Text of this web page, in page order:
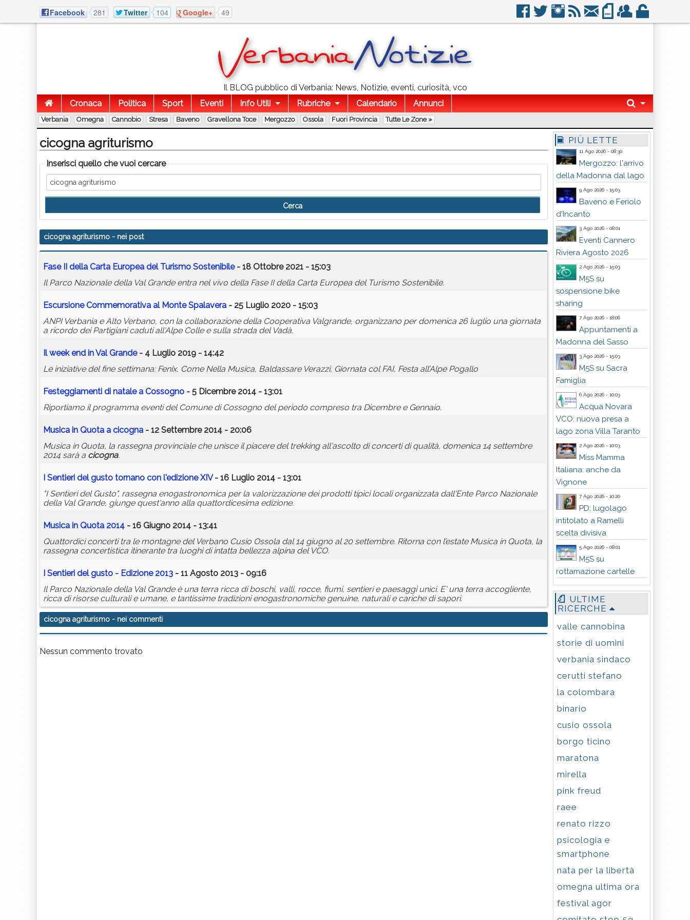
Facebook 281 Twitter 104 Google+ 49
Il BLOG pubblico di Verbania: News, Notizie, eventi, curiosità, vco
Cronaca
Politica Sport Eventi Info Utili Rubriche Calendario Annunci
Verbania Omegna Cannobio Stresa Baveno Gravellona Toce Mergozzo Ossola Fuori Provincia Tutte Le Zone »
cicogna agriturismo
Inserisci quello che vuoi cercare
cicogna agriturismo - nei post
Fase II della Carta Europea del Turismo Sostenibile- 18 Ottobre 2021 - 15:03
Il Parco Nazionale della Val Grande entra nel vivo della Fase II della Carta Europea del Turismo Sostenibile.
Escursione Commemorativa al Monte Spalavera - 25 Luglio 2020 - 15:03
ANPI Verbania e Alto Verbano, con la collaborazione della Cooperativa Valgrande, organizzano per domenica 26 luglio una giornata
a ricordo dei Partigiani caduti all'Alpe Colle e sulla strada del Vadà.
Il week end in Val Grande- 4 Luglio 2019 - 14:42
Le iniziative del fine settimana: Fenix, Come Nella Musica, Baldassare Verazzi, Giornata col FAI, Festa all’Alpe Pogallo
Festeggiamenti di natale a Cossogno - 5 Dicembre 2014 - 13:01
Riportiamo il programma eventi del Comune di Cossogno del periodo compreso tra Dicembre e Gennaio.
Musica in Quota a cicogna - 12 Settembre 2014 - 20:06
Musica in Quota, la rassegna provinciale che unisce il piacere del trekking all'ascolto di concerti di qualità, domenica 14 settembre
2014 sarà a cicogna.
I Sentieri del gusto tornano con l'edizione XIV- 16 Luglio 2014 - 13:01
"I Sentieri del Gusto", rassegna enogastronomica per la valorizzazione dei prodotti tipici locali organizzata dall'Ente Parco Nazionale
della Val Grande, giunge quest'anno alla quattordicesima edizione.
Musica in Quota 2014 - 16 Giugno 2014 - 13:41
Quattordici concerti tra le montagne del Verbano Cusio Ossola dal 14 giugno al 20 settembre. Ritorna con l’estate Musica in Quota, la
rassegna concertistica itinerante tra luoghi di intatta bellezza alpina del VCO.
I Sentieri del gusto - Edizione 2013 - 11 Agosto 2013 - 09:16
Il Parco Nazionale della Val Grande è una terra ricca di boschi, valli, rocce, fiumi, sentieri e paesaggi unici. E' una terra accogliente,
ricca di risorse culturali e umane, e tantissime tradizioni enogastronomiche genuine, naturali e cariche di sapori.
cicogna agriturismo - nei commenti
Nessun commento trovato
PIÙ LETTE
11 Ago 2026 - 08:30
Mergozzo: l'arrivo
della Madonna dal lago
9 Ago 2026 - 15:03
Baveno e Feriolo
d'Incanto
3 Ago 2026 - 08:01
Eventi Cannero
Riviera Agosto 2026
2 Ago 2026 - 15:03
M5S su
sospensione bike
sharing
7 Ago 2026 - 18:06
Appuntamenti a
Madonna del Sasso
3 Ago 2026 - 15:03
M5S su Sacra
Famiglia
6 Ago 2026 - 10:03
Acqua Novara
VCO: nuova presa a
lago zona Villa Taranto
2 Ago 2026 - 10:03
Miss Mamma
Italiana: anche da
Vignone
7 Ago 2026 - 10:20
PD: lugolago
intitolato a Ramelli
scelta divisiva
5 Ago 2026 - 08:01
M5S su
rottamazione cartelle
ULTIME
RICERCHE
valle cannobina
storie di uomini
verbania sindaco
cerutti stefano
la colombara
binario
cusio ossola
borgo ticino
maratona
mirella
pink freud
raee
renato rizzo
psicologia e
smartphone
nata per la libertà
omegna ultima ora
festival agor